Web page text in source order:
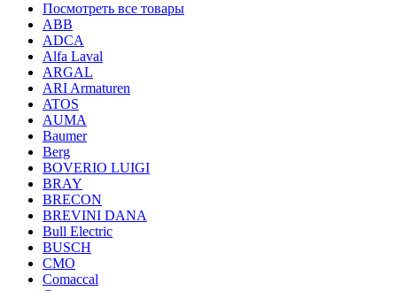
Посмотреть все товары
ABB
ADCA
Alfa Laval
ARGAL
ARI Armaturen
ATOS
AUMA
Baumer
Berg
BOVERIO LUIGI
BRAY
BRECON
BREVINI DANA
Bull Electric
BUSCH
CMO
Comaccal